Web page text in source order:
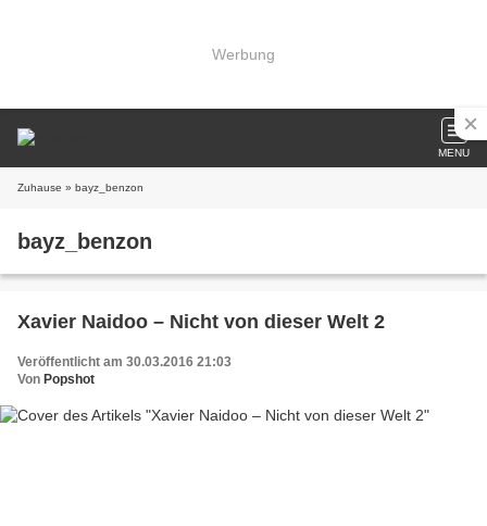
Werbung
MENU
Zuhause » bayz_benzon
bayz_benzon
Xavier Naidoo – Nicht von dieser Welt 2
Veröffentlicht am 30.03.2016 21:03
Von Popshot